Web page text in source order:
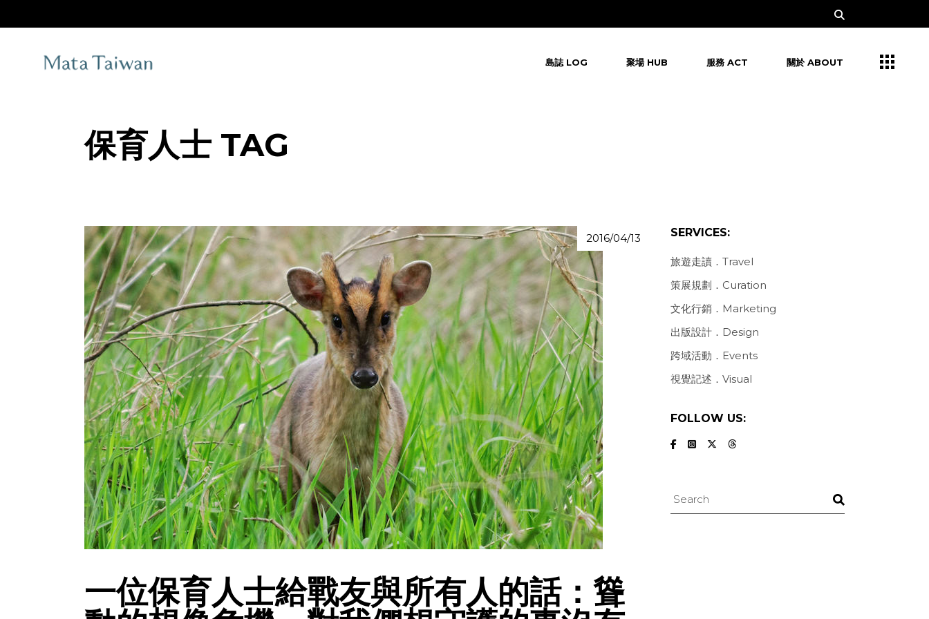
the
島誌 LOG 聚場 HUB 服務 ACT 關於 ABOUT
保育人士 TAG
2016/04/13
一位保育人士給戰友與所有人的話：聳
SERVICES:
旅遊走讀．Travel
策展規劃．Curation
文化行銷．Marketing
出版設計．Design
跨域活動．Events
視覺記述．Visual
FOLLOW US:
Search